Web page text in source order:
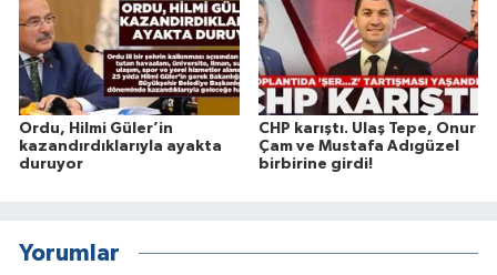
Ordu, Hilmi Güler’in
kazandırdıklarıyla ayakta
duruyor
CHP karıştı. Ulaş Tepe, Onur
Çam ve Mustafa Adıgüzel
birbirine girdi!
Yorumlar